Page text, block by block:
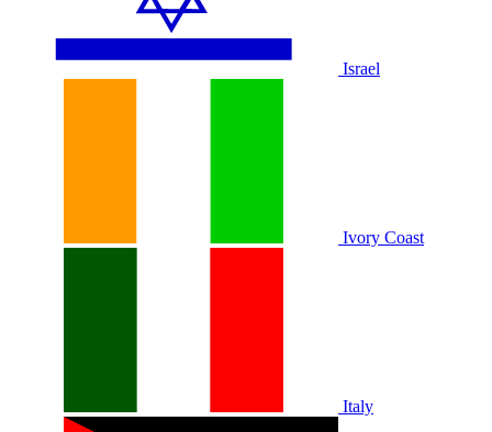
Israel
Ivory Coast
Italy